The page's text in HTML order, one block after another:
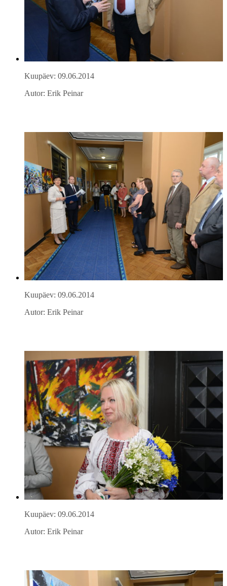
Kuupäev: 09.06.2014
Autor: Erik Peinar
Kuupäev: 09.06.2014
Autor: Erik Peinar
Kuupäev: 09.06.2014
Autor: Erik Peinar